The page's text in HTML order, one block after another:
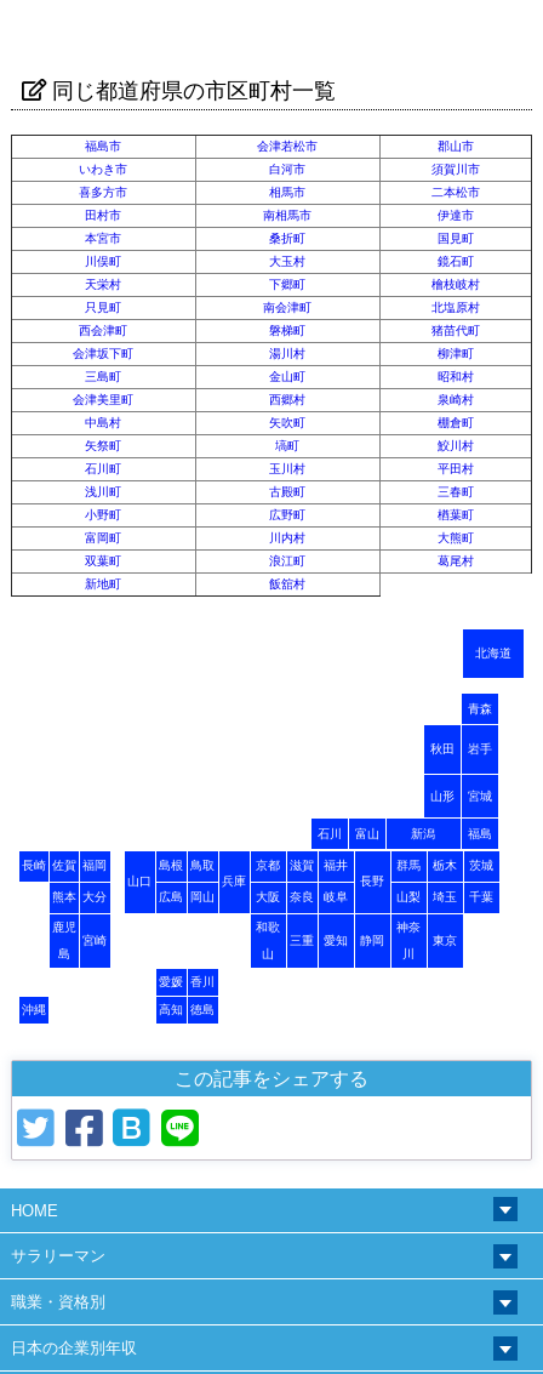
同じ都道府県の市区町村一覧
福島市 会津若松市
郡山市
いわき市
白河市
須賀川市
喜多方市
相馬市
二本松市
田村市
南相馬市
伊達市
本宮市
桑折町
国見町
川俣町
大玉村
鏡石町
天栄村
下郷町
檜枝岐村
只見町
南会津町
北塩原村
西会津町
磐梯町
猪苗代町
会津坂下町
湯川村
柳津町
三島町
金山町
昭和村
会津美里町
西郷村
泉崎村
中島村
矢吹町
棚倉町
矢祭町
塙町
鮫川村
石川町
玉川村
平田村
浅川町
古殿町
三春町
小野町
広野町
楢葉町
富岡町
川内村
大熊町
双葉町
浪江町
葛尾村
新地町
飯舘村
北海道
青森
秋田 岩手
山形 宮城
石川 富山 新潟 福島
長崎 佐賀 福岡
山口
島根
鳥取
兵庫
京都 滋賀
福井
長野
群馬 栃木 茨城
熊本 大分 広島 岡山 大阪 奈良 岐阜 山梨 埼玉 千葉
鹿児
島
宮崎
和歌
山
三重 愛知 静岡
神奈
川
東京
愛媛 香川
沖縄 高知 徳島
この記事をシェアする
HOME
サラリーマン
職業・資格別
日本の企業別年収